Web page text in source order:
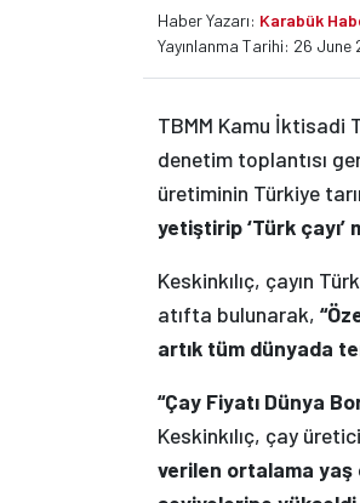
Haber Yazarı: Karabük
Yayınlanma Tarihi: 26 June
TBMM Kamu İktisadi
denetim toplantısı
üretiminin Türkiye
yetiştirip ‘Türk
Keskinkılıç, çayın
atıfta bulunarak,
artık tüm dünyada
“Çay Fiyatı Dünya
Keskinkılıç, çay
verilen ortalama yaş